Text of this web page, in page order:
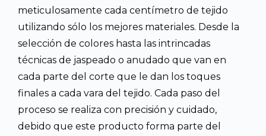
meticulosamente cada centímetro de tejido
utilizando sólo los mejores materiales. Desde la
selección de colores hasta las intrincadas
técnicas de jaspeado o anudado que van en
cada parte del corte que le dan los toques
finales a cada vara del tejido. Cada paso del
proceso se realiza con precisión y cuidado,
debido que este producto forma parte del